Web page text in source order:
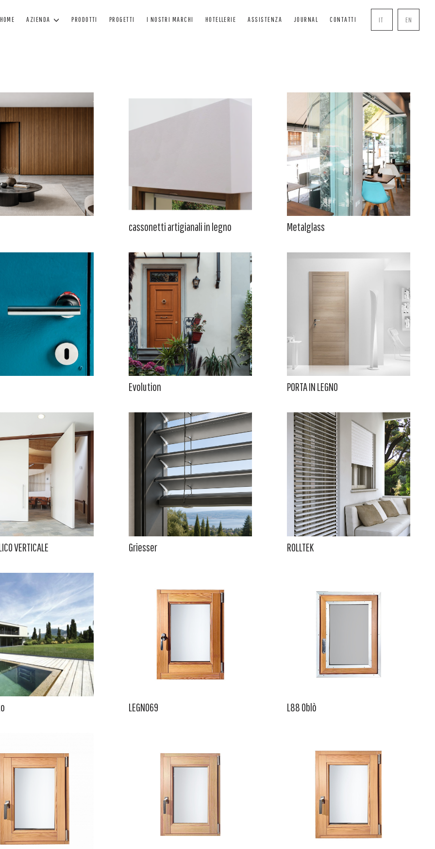
HOME AZIENDA PRODOTTI
PORTE PER INTERNO
PORTE IN CRISTALLO
AVVOLGIBILI
PERGOLE
CHIUSURE TRASPARENTI
ZANZARIERE
SERRATURE
PROGETTI I NOSTRI MARCHI HOTELLERIE ASSISTENZA JOURNAL CONTATTI IT EN
cassonetti artigianali in legno Metalglass
Evolution PORTA IN LEGNO
VERTICALE Griesser ROLLTEK
LEGNO69 L88 Oblò